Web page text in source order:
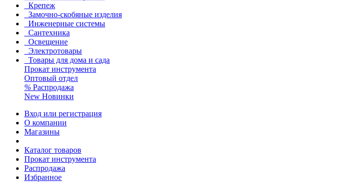
Крепеж
Замочно-скобяные изделия
Инженерные системы
Сантехника
Освещение
Электротовары
Товары для дома и сада
Прокат инструмента
Оптовый отдел
% Распродажа
New Новинки
Вход или регистрация
О компании
Магазины
Каталог товаров
Прокат инструмента
Распродажа
Избранное